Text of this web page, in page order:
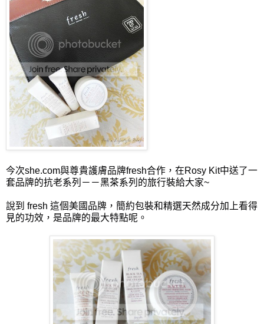
今次she.com與尊貴護膚品牌fresh合作，在Rosy Kit中送了一
套品牌的抗老系列－－黑茶系列的旅行裝給大家~
說到 fresh 這個美國品牌，簡約包裝和精選天然成分加上看得
見的功效，是品牌的最大特點呢。